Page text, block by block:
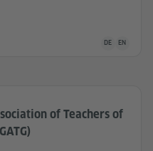
Die
DEUTSCH
DE ENGLISCH
EN
of Teachers of